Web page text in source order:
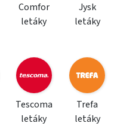
Comfor
letáky
Jysk
letáky
Tescoma
letáky
Trefa
letáky